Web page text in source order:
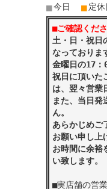
■今日 ■定休
■ご確認くだ
土・日・祝日
なっておりま
金曜日の17：
祝日に頂いた
は、翌々営業
また、当日発
ん。
あらかじめご
お願い申し上
お時間に余裕
い致します。
■実店舗の営